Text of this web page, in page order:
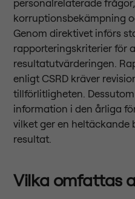
personalrelaterade
korruptionsbekämpning
Genom direktivet införs
rapporteringskriterier för
resultatutvärderingen.
enligt CSRD kräver
tillförlitligheten.
information i den årliga
vilket ger en heltäckande
resultat.
Vilka omfattas